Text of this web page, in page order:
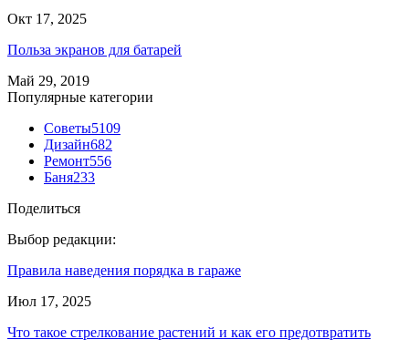
Окт 17, 2025
Польза экранов для батарей
Май 29, 2019
Популярные категории
Советы5109
Дизайн682
Ремонт556
Баня233
Поделиться
Выбор редакции:
Правила наведения порядка в гараже
Июл 17, 2025
Что такое стрелкование растений и как его предотвратить